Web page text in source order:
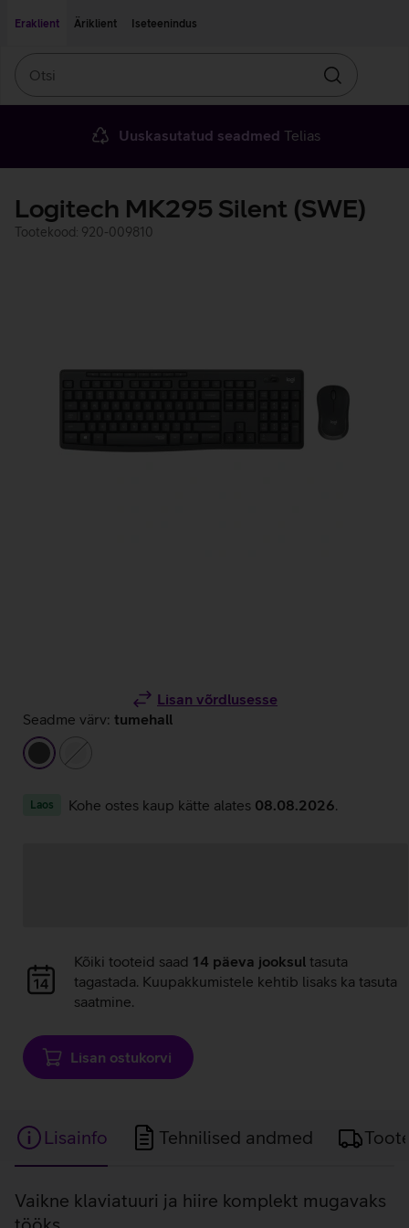
Eraklient
Äriklient Iseteenindus
Otsin
Uuskasutatud seadmed Telias
Logitech MK295 Silent (SWE)
Tootekood: 920-009810
Lisan võrdlusesse
Seadme värv: tumehall
tumehallvalge
Laos Kohe ostes kaup kätte alates 08.08.2026
laadimine
Andmete
laadimine
Kõiki tooteid saad 14 päeva jooksul tasuta
tagastada. Kuupakkumistele kehtib lisaks ka tasuta
saatmine.
Lisan ostukorvi
Lisainfo Tehnilised andmed
Lisainfo
Vaikne klaviatuuri ja hiire komplekt mugavaks